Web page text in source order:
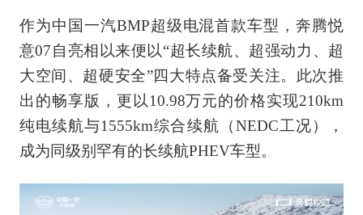
作为中国一汽BMP超级电混首款车型，奔腾悦
意07自亮相以来便以“超长续航、超强动力、超
大空间、超硬安全”四大特点备受关注。此次推
出的畅享版，更以10.98万元的价格实现210km
纯电续航与1555km综合续航（NEDC工况），
成为同级别罕有的长续航PHEV车型。